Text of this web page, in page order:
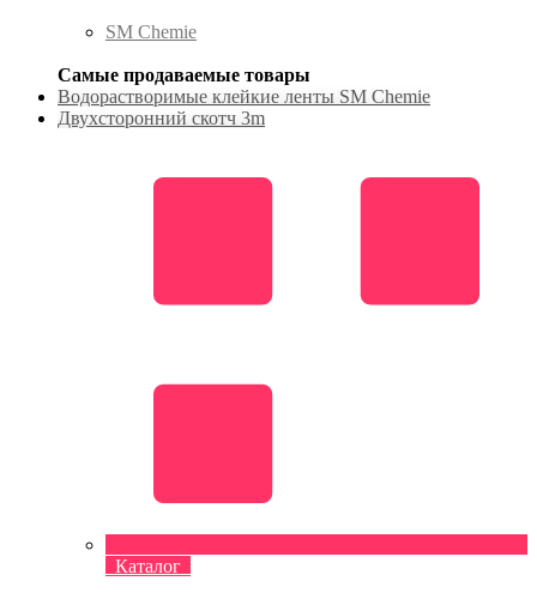
SM Chemie
Самые продаваемые товары
Водорастворимые клейкие ленты SM Chemie
Двухсторонний скотч 3m
Каталог